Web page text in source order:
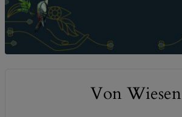
Von Wiesen